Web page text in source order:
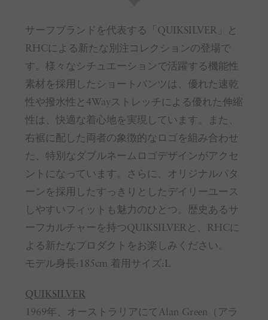
サーフブランドを代表する「QUIKSILVER」と
RHCによる新たな別注コレクションの登場で
す。様々なシチュエーションで活躍する機能性
素材を採用したショートパンツは、優れた速乾
性や撥水性と4Wayストレッチによる優れた伸縮
性は、快適な着心地を実現しています。また、
右裾に配した両者の象徴的なロゴを組み合わせ
た、特別なダブルネームロゴデザインがアクセ
ントになっています。さらに、オリジナルパタ
ーンを採用したすっきりとしたデイリーユース
しやすいフィットも魅力のひとつ。歴史あるサ
ーフカルチャーを持つQUIKSILVERと、RHCに
よる新たなプロダクトをお楽しみください。
モデル身長:185cm 着用サイズ:L
QUIKSILVER
1969年、オーストラリアにてAlan Green（アラ